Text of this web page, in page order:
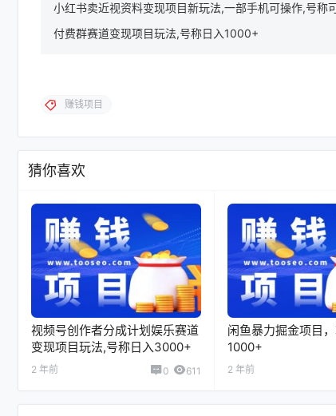
小红书卖近视资料变现项目新玩法,一部手机可操作,号称
付费群赛道变现项目玩法,号称日入1000+
赚钱项目
猜你喜欢
视频号创作者分成计划娱乐赛道
变现项目玩法,号称日入3000+
2 年前 0 611
闲鱼暴力掘金项目
1000+
2 年前